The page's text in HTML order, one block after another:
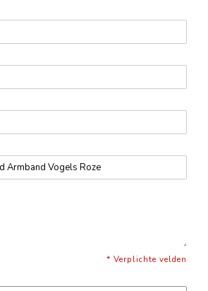
* Verplichte velden